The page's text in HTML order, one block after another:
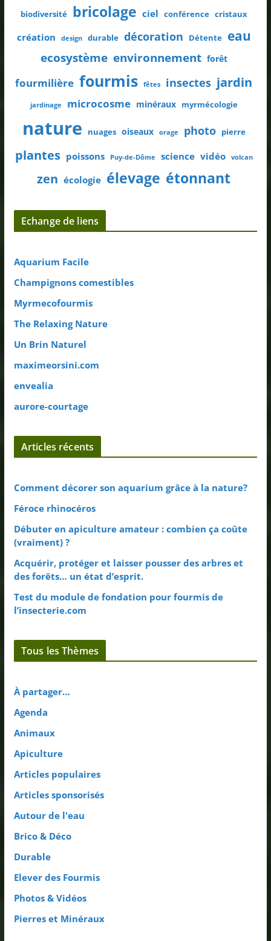
biodiversité bricolage ciel conférence cristaux
création design durable décoration Détente eau
ecosystème environnement forêt
fourmilière fourmis fêtes insectes jardin
jardinage microcosme minéraux myrmécologie
nature nuages oiseaux orage photo pierre
plantes poissons Puy-de-Dôme science vidéo volcan
zen écologie élevage étonnant
Echange de liens
Aquarium Facile
Champignons comestibles
Myrmecofourmis
The Relaxing Nature
Un Brin Naturel
maximeorsini.com
envealia
aurore-courtage
Articles récents
Comment décorer son aquarium grâce à la nature?
Féroce rhinocéros
Débuter en apiculture amateur : combien ça coûte
(vraiment) ?
Acquérir, protéger et laisser pousser des arbres et
des forêts… un état d’esprit.
Test du module de fondation pour fourmis de
l’insecterie.com
Tous les Thèmes
À partager…
Agenda
Animaux
Apiculture
Articles populaires
Articles sponsorisés
Autour de l'eau
Brico & Déco
Durable
Elever des Fourmis
Photos & Vidéos
Pierres et Minéraux